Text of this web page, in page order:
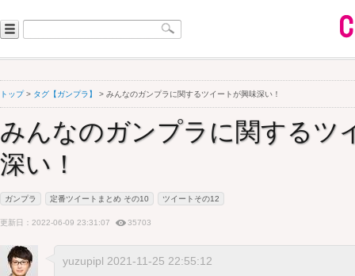
トップ> タグ【ガンプラ】 > みんなのガンプラに関するツイートが興味深い！
みんなのガンプラに関するツ
深い！
ガンプラ 定番ツイートまとめ その10 ツイートその12
更新日：2022-06-09 23:31:07 35703
yuzupipl 2021-11-25 22:55:12